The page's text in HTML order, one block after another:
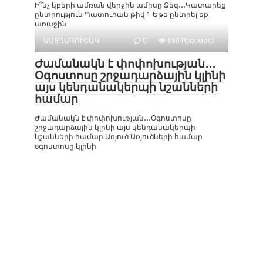
Ի՞նչ կբերի ամռան վերջին ամիսը Ձեզ․․․Կատարեք
ընտրություն Պատուհան թիվ 1 Եթե ընտրել եք
առաջին
ԱՍՏՂԱԳՈՒՇԱԿ
0 680 Просмотр
Ժամանակն է փոփոխության․․․
Օգոստոսը շրջադարձային կլինի
այս կենդանակերպի նշանների
համար
Ժամանակն է փոփոխության․․․Օգոստոսը
շրջադարձային կլինի այս կենդանակերպի
նշանների համար Առյուծ Առյուծների համար
օգոստոսը կլինի